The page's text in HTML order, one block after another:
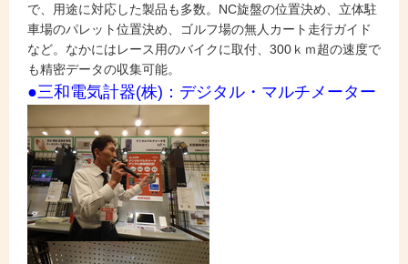
で、用途に対応した製品も多数。NC旋盤の位置決め、立体駐
車場のパレット位置決め、ゴルフ場の無人カート走行ガイド
など。なかにはレース用のバイクに取付、300ｋｍ超の速度で
も精密データの収集可能。
●三和電気計器(株)：デジタル・マルチメーター